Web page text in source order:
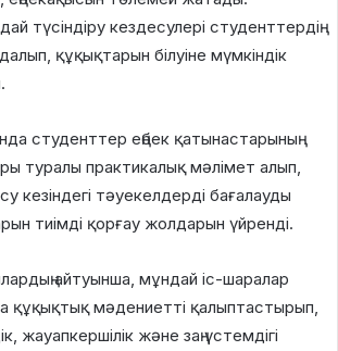
түсіндіру кездесулері студенттердің
құқықтарын білуіне мүмкіндік
студенттер еңбек қатынастарының
туралы практикалық мәлімет алып,
кезіндегі тәуекелдерді бағалауды
тиімді қорғау жолдарын үйренді.
айтуынша, мұндай іс-шаралар
құқықтық мәдениетті қалыптастырып,
жауапкершілік және заң үстемдігі